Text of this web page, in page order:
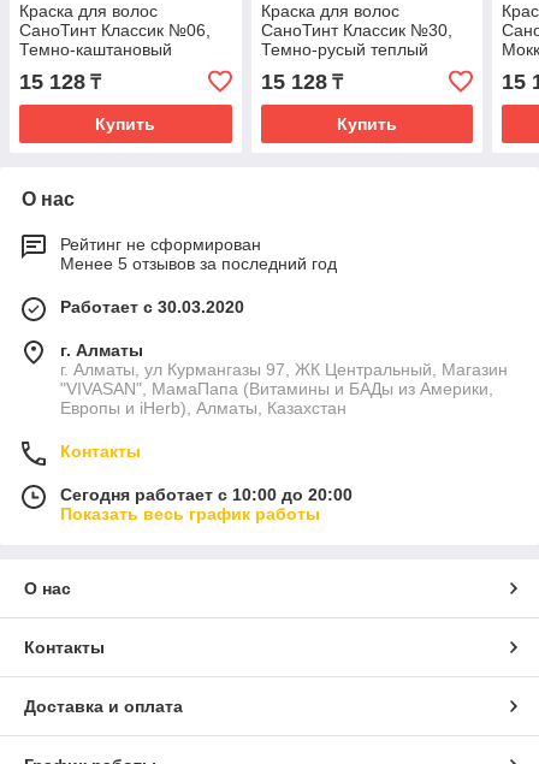
Краска для волос
СаноТинт Классик №06,
Темно-каштановый
15 128 ₸
Купить
Краска для волос
СаноТинт Классик №30,
Темно-русый теплый
15 128₸
Купить
15
О нас
Рейтинг не сформирован
Менее 5 отзывов за последний год
Работает с 30.03.2020
г. Алматы
г. Алматы, ул Курмангазы 97, ЖК Центральный, Магазин
"VIVASAN", МамаПапа (Витамины и БАДы из Америки,
Европы и iHerb), Алматы, Казахстан
Контакты
Сегодня работает с 10:00 до 20:00
Показать весь график работы
О нас
Контакты
Доставка и оплата